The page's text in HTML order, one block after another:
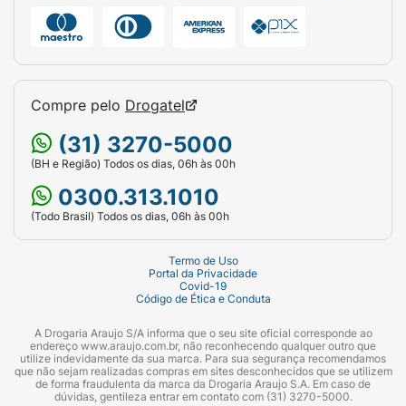
refinado de peixe, água, goma xantana,
celulose em pó, parede celular de levedura
cianocobalamina (vit. B12), D-pantotenato de
cálcio (vit. B5), cloridrato de tiamina (vit. B1),
(vit. B6), biotina, colecalciferol (vit. D3),
bissulfito sódico de menadiona (vit. K3),
ácido fólico (vit. B9), ácido nicotínico (vit.
B3), acetato de DL-alfa-tocoferol (vit. E),
óxido de ferro, sulfato de cobre (II), sulfato
de manganês, iodato de cálcio e selenito de
Compre pelo Drogatel
(31) 3270-5000
(BH e Região) Todos os dias, 06h às 00h
0300.313.1010
(Todo Brasil) Todos os dias, 06h às 00h
Termo de Uso
Portal da Privacidade
Covid-19
Código de Ética e Conduta
A Drogaria Araujo S/A informa que o seu site oficial corresponde ao
endereço www.araujo.com.br, não reconhecendo qualquer outro que
utilize indevidamente da sua marca. Para sua segurança recomendamos
que não sejam realizadas compras em sites desconhecidos que se utilizem
de forma fraudulenta da marca da Drogaria Araujo S.A. Em caso de
dúvidas, gentileza entrar em contato com (31) 3270-5000.